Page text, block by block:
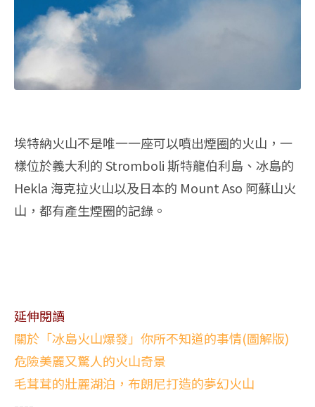
埃特納火山不是唯一一座可以噴出煙圈的火山，一
樣位於義大利的 Stromboli 斯特龍伯利島、冰島的
Hekla 海克拉火山以及日本的 Mount Aso 阿蘇山火
山，都有產生煙圈的記錄。
延伸閱讀
關於「冰島火山爆發」你所不知道的事情(圖解版)
危險美麗又驚人的火山奇景
毛茸茸的壯麗湖泊，布朗尼打造的夢幻火山